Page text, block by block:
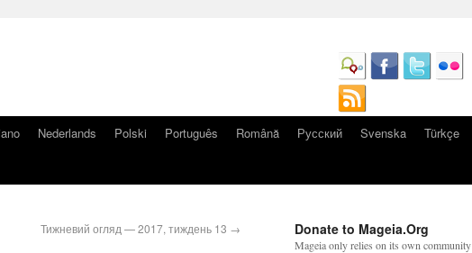
Nederlands Polski Português Română Русский Svenska
Türkçe
Тижневий огляд — 2017, тиждень 13 → Donate to Mageia.Org
Mageia only relies on its own community